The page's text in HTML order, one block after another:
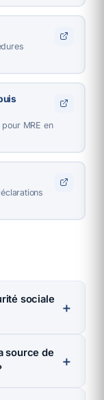
MRE en
sociale
＋
source de
＋